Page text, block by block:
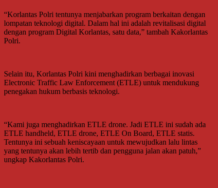
“Korlantas Polri tentunya menjabarkan program berkaitan dengan
lompatan teknologi digital. Dalam hal ini adalah revitalisasi digital
dengan program Digital Korlantas, satu data,” tambah Kakorlantas
Polri.
Selain itu, Korlantas Polri kini menghadirkan berbagai inovasi
Electronic Traffic Law Enforcement (ETLE) untuk mendukung
penegakan hukum berbasis teknologi.
“Kami juga menghadirkan ETLE drone. Jadi ETLE ini sudah ada
ETLE handheld, ETLE drone, ETLE On Board, ETLE statis.
Tentunya ini sebuah keniscayaan untuk mewujudkan lalu lintas
yang tentunya akan lebih tertib dan pengguna jalan akan patuh,”
ungkap Kakorlantas Polri.